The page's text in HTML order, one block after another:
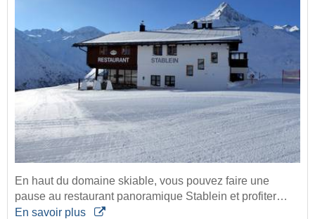
En haut du domaine skiable, vous pouvez faire une
pause au restaurant panoramique Stablein et profiter…
En savoir plus